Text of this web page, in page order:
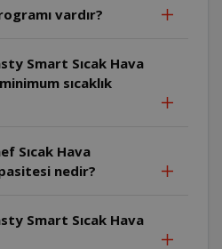
vardır?
Smart Sıcak Hava
sıcaklık
Sıcak Hava
nedir?
Smart Sıcak Hava